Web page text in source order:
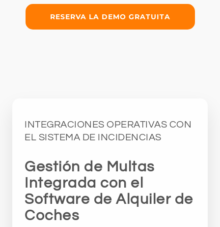
RESERVA LA DEMO GRATUITA
INTEGRACIONES OPERATIVAS CON
EL SISTEMA DE INCIDENCIAS
Gestión de Multas
Integrada con el
Software de Alquiler de
Coches